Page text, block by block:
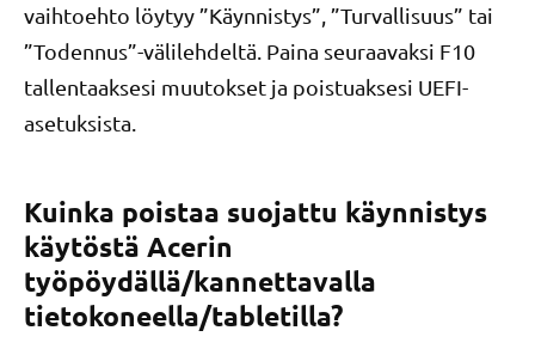
vaihtoehto löytyy ”Käynnistys”, ”Turvallisuus” tai
”Todennus”-välilehdeltä. Paina seuraavaksi F10
tallentaaksesi muutokset ja poistuaksesi UEFI-
asetuksista.
Kuinka poistaa suojattu käynnistys
käytöstä Acerin
työpöydällä/kannettavalla
tietokoneella/tabletilla?